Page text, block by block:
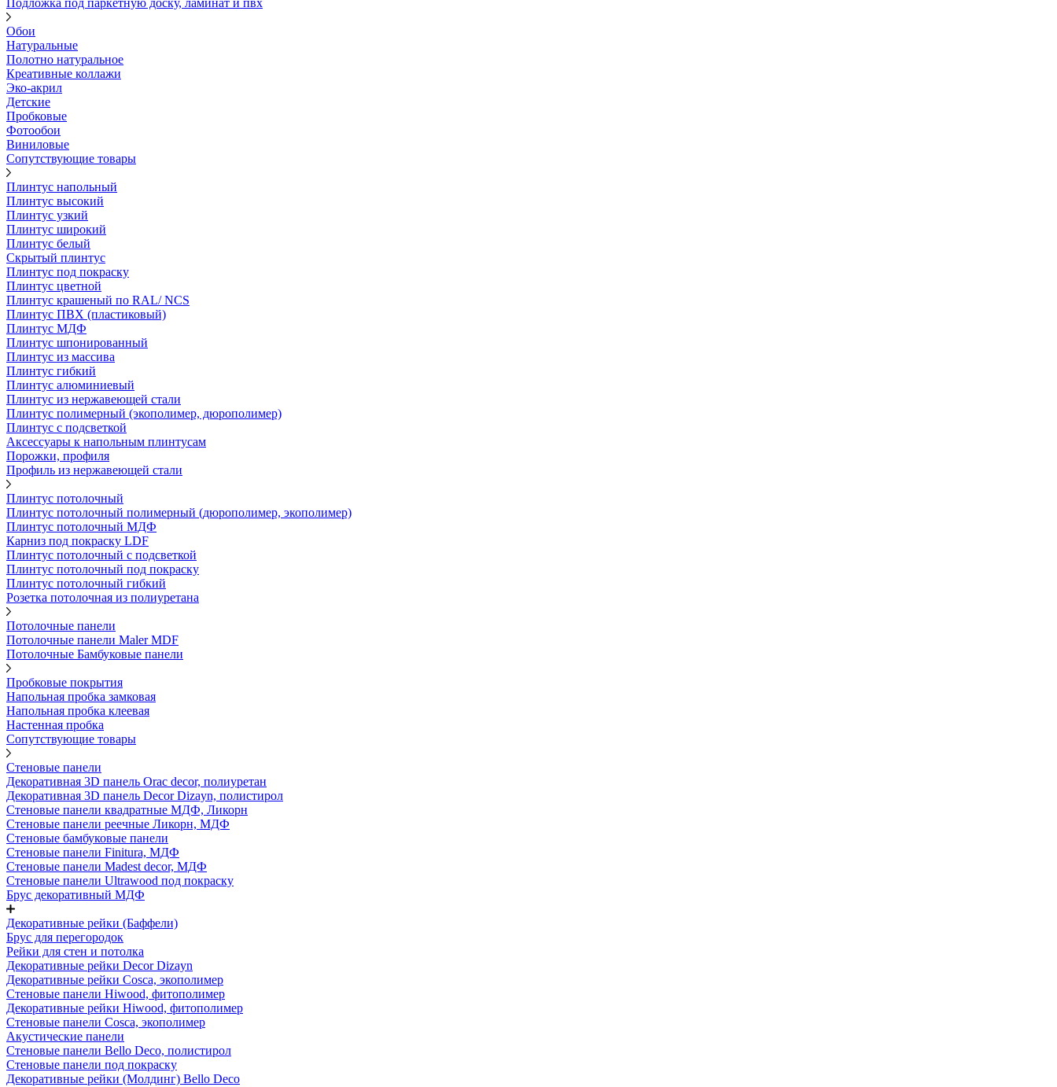
Подложка под паркетную доску, ламинат и пвх
Обои
Натуральные
Полотно натуральное
Креативные коллажи
Эко-акрил
Детские
Пробковые
Фотообои
Виниловые
Сопутствующие товары
Плинтус напольный
Плинтус высокий
Плинтус узкий
Плинтус широкий
Плинтус белый
Скрытый плинтус
Плинтус под покраску
Плинтус цветной
Плинтус крашеный по RAL/ NCS
Плинтус ПВХ (пластиковый)
Плинтус МДФ
Плинтус шпонированный
Плинтус из массива
Плинтус гибкий
Плинтус алюминиевый
Плинтус из нержавеющей стали
Плинтус полимерный (экополимер, дюрополимер)
Плинтус с подсветкой
Аксессуары к напольным плинтусам
Порожки, профиля
Профиль из нержавеющей стали
Плинтус потолочный
Плинтус потолочный полимерный (дюрополимер, экополимер)
Плинтус потолочный МДФ
Карниз под покраску LDF
Плинтус потолочный с подсветкой
Плинтус потолочный под покраску
Плинтус потолочный гибкий
Розетка потолочная из полиуретана
Потолочные панели
Потолочные панели Maler MDF
Потолочные Бамбуковые панели
Пробковые покрытия
Напольная пробка замковая
Напольная пробка клеевая
Настенная пробка
Сопутствующие товары
Стеновые панели
Декоративная 3D панель Orac decor, полиуретан
Декоративная 3D панель Decor Dizayn, полистирол
Стеновые панели квадратные МДФ, Ликорн
Стеновые панели реечные Ликорн, МДФ
Стеновые бамбуковые панели
Стеновые панели Finitura, МДФ
Стеновые панели Madest decor, МДФ
Стеновые панели Ultrawood под покраску
Брус декоративный МДФ
Декоративные рейки (Баффели)
Брус для перегородок
Рейки для стен и потолка
Декоративные рейки Decor Dizayn
Декоративные рейки Cosca, экополимер
Стеновые панели Hiwood, фитополимер
Декоративные рейки Hiwood, фитополимер
Стеновые панели Cosca, экополимер
Акустические панели
Стеновые панели Bello Deco, полистирол
Стеновые панели под покраску
Декоративные рейки (Молдинг) Bello Deco